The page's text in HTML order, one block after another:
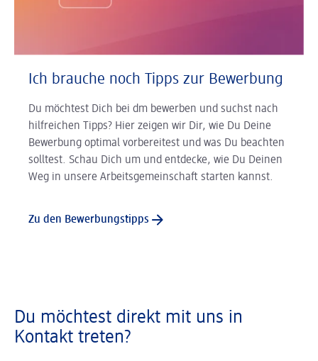
Ich brauche noch Tipps zur Bewerbung
Du möchtest Dich bei dm bewerben und suchst nach
hilfreichen Tipps? Hier zeigen wir Dir, wie Du Deine
Bewerbung optimal vorbereitest und was Du beachten
solltest. Schau Dich um und entdecke, wie Du Deinen
Weg in unsere Arbeitsgemeinschaft starten kannst.
Zu den Bewerbungstipps
Du möchtest direkt mit uns in
Kontakt treten?